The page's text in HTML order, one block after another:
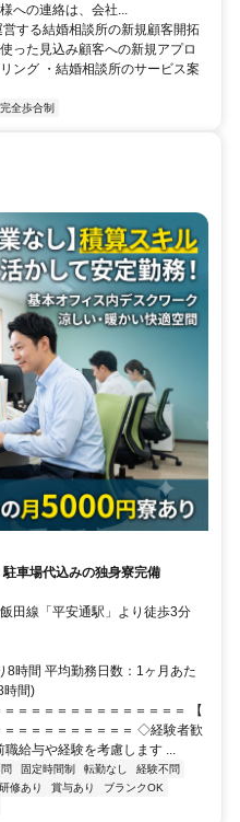
への連絡は、会社...
する結婚相談所の新規顧客開拓
った見込み顧客への新規アプロ
ング ・結婚相談所のサービス案
完全歩合制
車場代込みの独身寮完備
田線「平安通駅」より徒歩3分
8時間 平均勤務日数：1ヶ月あた
時間)
＝＝＝＝＝＝＝＝＝＝＝＝＝ 【
＝＝＝＝＝＝＝＝＝ ◇経験者歓
給与や経験を考慮します ...
固定時間制 転勤なし
経験不問
研修あり 賞与あり
ブランクOK